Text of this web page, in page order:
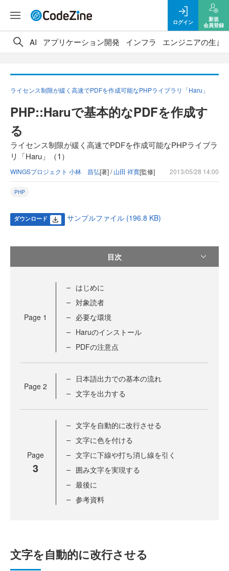
ログイン
新規
会員登録
AI アプリケーション開発 インフラ エンジニアの生き
ライセンス制限が緩く高速でPDFを作成可能なPHPライブラリ「Haru」
PHP::Haruで基本的なPDFを作成す
る
ライセンス制限が緩く高速でPDFを作成可能なPHPライブラ
リ「Haru」（1）
WINGSプロジェクト 小林 昌弘[著] /山田 祥寛[監修] 2013/05/28 14:00
PHP
ダウンロード サンプルファイル (196.8 KB)
目次
Page 1
はじめに
対象読者
必要な環境
Haruのインストール
PDFの注意点
Page 2
日本語出力での基本の流れ
文字を出力する
Page
3
文字を自動的に改行させる
文字に色を付ける
文字に下線や打ち消し線を引く
囲み文字を実現する
最後に
参考資料
文字を自動的に改行させる